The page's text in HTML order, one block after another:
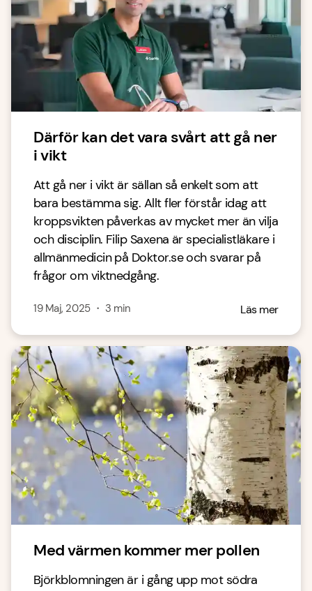
Därför kan det vara svårt att gå ner
i vikt
Att gå ner i vikt är sällan så enkelt som att
bara bestämma sig. Allt fler förstår idag att
kroppsvikten påverkas av mycket mer än vilja
och disciplin. Filip Saxena är specialistläkare i
allmänmedicin på Doktor.se och svarar på
frågor om viktnedgång.
19 Maj, 2025・ 3 min Läs mer
Med värmen kommer mer pollen
Björkblomningen är i gång upp mot södra